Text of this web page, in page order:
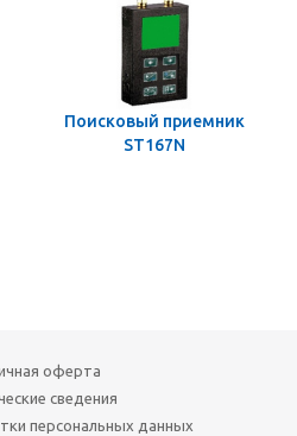
Поисковый приемник
ST167N
оферта
сведения
персональных данных